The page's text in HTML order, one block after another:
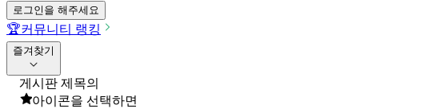
로그인을 해주세요
🏆커뮤니티 랭킹
즐겨찾기
게시판 제목의
아이콘을 선택하면